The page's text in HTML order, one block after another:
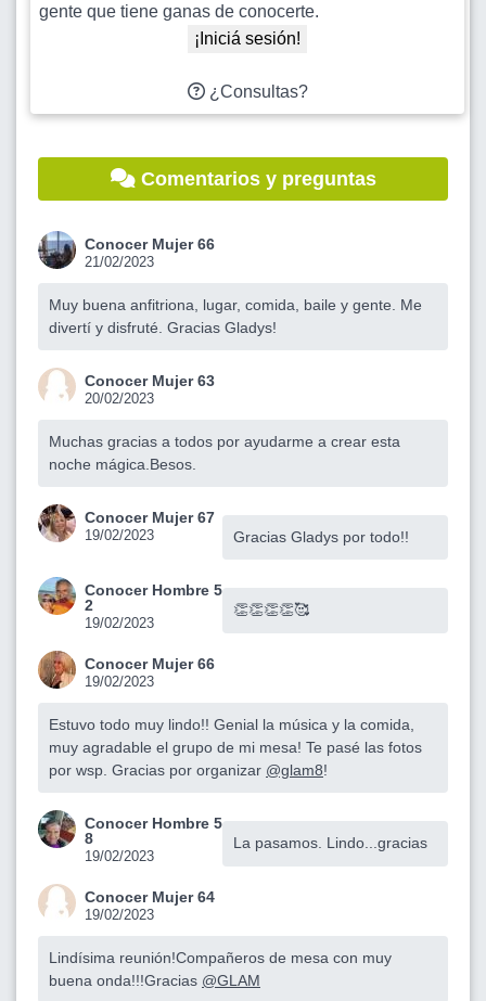
gente que tiene ganas de conocerte.
¡Iniciá sesión!
¿Consultas?
Comentarios y preguntas
Conocer Mujer 66
21/02/2023
Muy buena anfitriona, lugar, comida, baile y gente. Me
divertí y disfruté. Gracias Gladys!
Conocer Mujer 63
20/02/2023
Muchas gracias a todos por ayudarme a crear esta
noche mágica.Besos.
Conocer Mujer 67
19/02/2023 Gracias Gladys por todo!!
Conocer Hombre 5
2
19/02/2023
👏👏👏👏🥰
Conocer Mujer 66
19/02/2023
Estuvo todo muy lindo!! Genial la música y la comida,
muy agradable el grupo de mi mesa! Te pasé las fotos
por wsp. Gracias por organizar @glam8!
Conocer Hombre 5
8
19/02/2023
La pasamos. Lindo...gracias
Conocer Mujer 64
19/02/2023
Lindísima reunión!Compañeros de mesa con muy
buena onda!!!Gracias @GLAM